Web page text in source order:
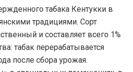
табака Кентукки в
традициями. Сорт
и составляет всего 1%
табак перерабатывается
после сбора урожая.